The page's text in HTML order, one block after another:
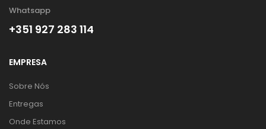
Whatsapp
+351 927 283 114
EMPRESA
Sobre Nós
Entregas
Onde Estamos